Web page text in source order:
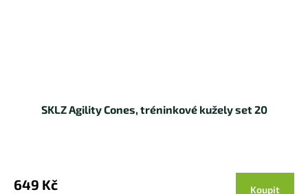
SKLZ Agility Cones, tréninkové kužely set 20
649 Kč Koupit